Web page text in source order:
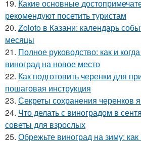
19. Какие основные
рекомендуют посетить туристам
20. Zoloto в Казани: календарь
месяцы
21. Полное руководство: как и
виноград на новое место
22. Как подготовить черенки для
пошаговая инструкция
23. Секреты сохранения черенков
24. Что делать с виноградом в
советы для взрослых
25. Обрежьте виноград на зиму: